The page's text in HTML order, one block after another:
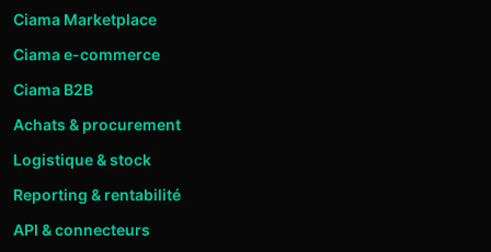
Ciama Marketplace
Ciama e-commerce
Ciama B2B
Achats & procurement
Logistique & stock
Reporting & rentabilité
API & connecteurs